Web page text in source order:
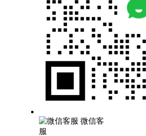
微信客
服